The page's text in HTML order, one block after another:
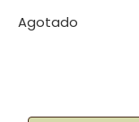
Agotado